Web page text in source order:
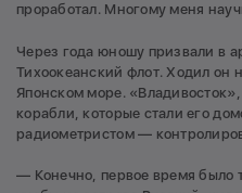
проработал. Многому меня
Через года юношу призвали в
Тихоокеанский флот. Ходил он
Японском море.
корабли, которые стали его
радиометристом —
— Конечно, первое время было